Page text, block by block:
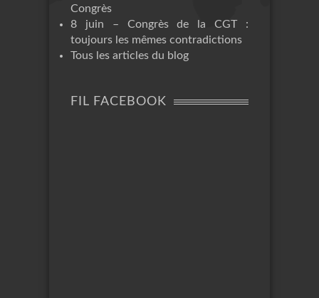
Congrès
8 juin – Congrès de la CGT :
toujours les mêmes contradictions
Tous les articles du blog
FIL FACEBOOK